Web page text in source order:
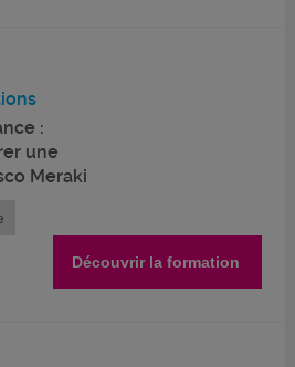
:
une
Meraki
Découvrir la formation